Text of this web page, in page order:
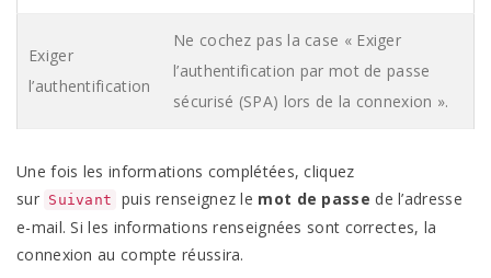
Exiger
l’authentification
Ne cochez pas la case « Exiger
l’authentification par mot de passe
sécurisé (SPA) lors de la connexion ».
Une fois les informations complétées, cliquez
sur Suivant puis renseignez le mot de passe de l’adresse
e-mail. Si les informations renseignées sont correctes, la
connexion au compte réussira.